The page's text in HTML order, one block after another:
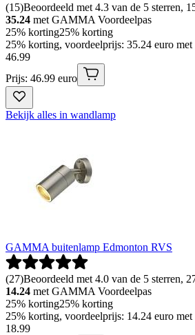
(15)Beoordeeld met 4.3 van de 5 sterren,
35.24 met GAMMA Voordeelpas
25% korting25% korting
25% korting, voordeelprijs: 35.24 euro
46.99
Prijs: 46.99 euro
Bekijk alles in wandlamp
GAMMA buitenlamp Edmonton RVS
(27)Beoordeeld met 4.0 van de 5 sterren,
14.24 met GAMMA Voordeelpas
25% korting25% korting
25% korting, voordeelprijs: 14.24 euro
18.99